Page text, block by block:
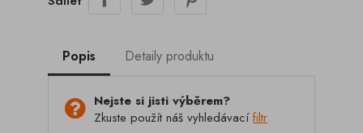
Popis Detaily produktu
Nejste si jisti výběrem?
Zkuste použít náš vyhledávacífiltr